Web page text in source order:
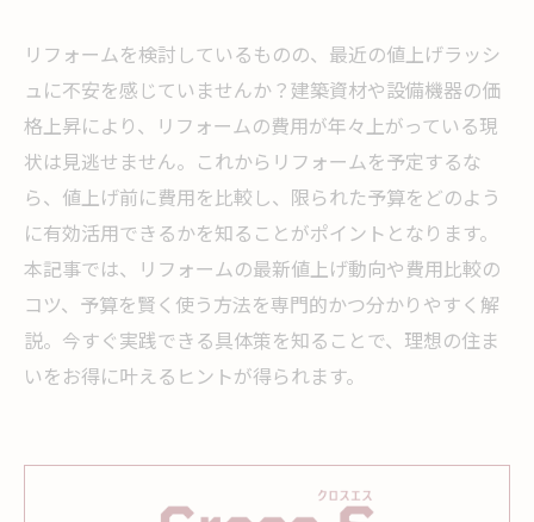
リフォームを検討しているものの、最近の値上げラッシ
ュに不安を感じていませんか？建築資材や設備機器の価
格上昇により、リフォームの費用が年々上がっている現
状は見逃せません。これからリフォームを予定するな
ら、値上げ前に費用を比較し、限られた予算をどのよう
に有効活用できるかを知ることがポイントとなります。
本記事では、リフォームの最新値上げ動向や費用比較の
コツ、予算を賢く使う方法を専門的かつ分かりやすく解
説。今すぐ実践できる具体策を知ることで、理想の住ま
いをお得に叶えるヒントが得られます。